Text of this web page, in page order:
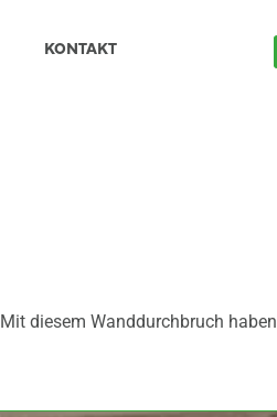
KONTAKT
Mit diesem Wanddurchbruch haben